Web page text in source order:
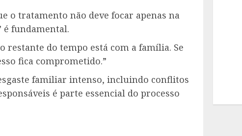
o tratamento não deve focar apenas na
é fundamental.
restante do tempo está com a família. Se
fica comprometido.”
familiar intenso, incluindo conflitos
é parte essencial do processo